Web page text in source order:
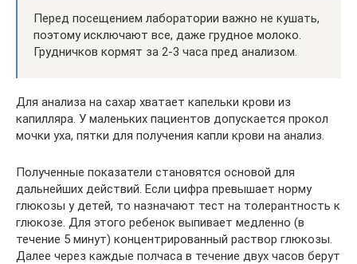
Перед посещением лаборатории важно не кушать,
поэтому исключают все, даже грудное молоко.
Грудничков кормят за 2-3 часа пред анализом.
Для анализа на сахар хватает капельки крови из
капилляра. У маленьких пациентов допускается прокол
мочки уха, пятки для получения капли крови на анализ.
Полученные показатели становятся основой для
дальнейших действий. Если цифра превышает норму
глюкозы у детей, то назначают тест на толерантность к
глюкозе. Для этого ребенок выпивает медленно (в
течение 5 минут) концентрированный раствор глюкозы.
Далее через каждые полчаса в течение двух часов берут